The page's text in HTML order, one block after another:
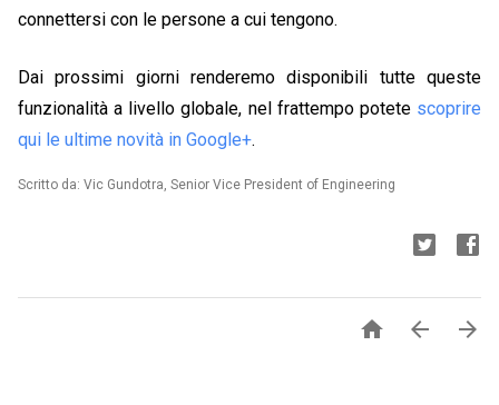
connettersi con le persone a cui tengono.
Dai prossimi giorni renderemo disponibili tutte queste
funzionalità a livello globale, nel frattempo potete scoprire
qui le ultime novità in Google+.
Scritto da: Vic Gundotra, Senior Vice President of Engineering
  